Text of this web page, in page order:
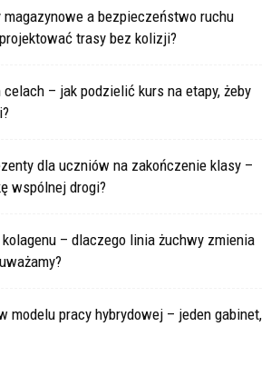
a bezpieczeństwo ruchu
trasy bez kolizji?
celach – jak podzielić kurs na etapy, żeby
dla uczniów na zakończenie klasy –
wspólnej drogi?
– dlaczego linia żuchwy zmienia
modelu pracy hybrydowej – jeden gabinet,